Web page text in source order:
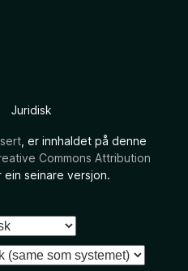
Juridisk
, er innhaldet på denne
Commons Attribution
ein seinare versjon.